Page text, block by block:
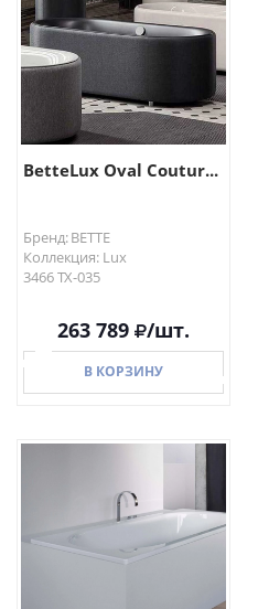
BetteLux Oval Coutur...
Бренд: BETTE
Коллекция: Lux
3466 TX-035
263 789 /шт.
В КОРЗИНУ
В КОРЗИНУ